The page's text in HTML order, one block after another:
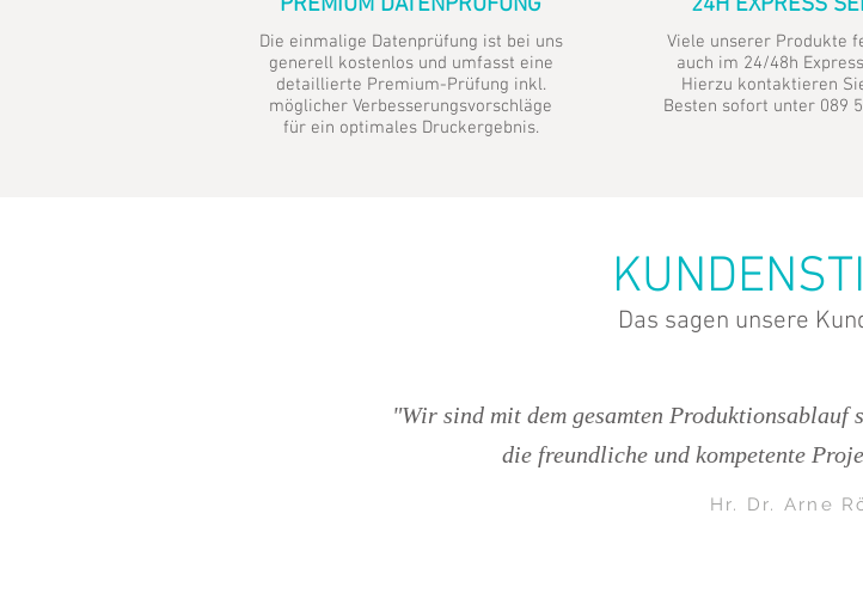
Die einmalige Datenprüfung ist bei uns
generell kostenlos und umfasst eine
detaillierte Premium-Prüfung inkl.
möglicher Verbesserungsvorschläge
für ein optimales Druckergebnis.
Viele unserer Produkte
auch im 24/48h
Hierzu kontaktieren
Besten sofort unter 089
Das sagen unsere
"Wir sind mit dem gesamten Produktionsablauf
die freundliche und kompetente
Hr. Dr. Arne